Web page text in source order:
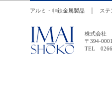
アルミ・非鉄金属製品 ステ
株式会社
〒394-
TEL